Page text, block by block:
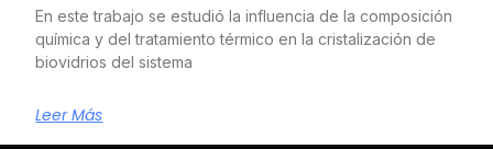
En este trabajo se estudió la influencia de la composición
química y del tratamiento térmico en la cristalización de
biovidrios del sistema
Leer Más